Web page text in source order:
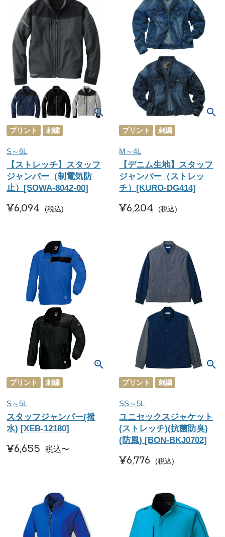
プリント 刺繍
S～6L
【ストレッチ】スタッフ
ジャンパー（制電気防
止）[SOWA-8042-00]
¥6,094 税込
プリント 刺繍
M～4L
【デニム生地】スタッフ
ジャンパー（ストレッ
チ）[KURO-DG414]
¥6,204 税込
プリント 刺繍
S～5L
スタッフジャンパー(撥
水) [XEB-12180]
¥6,655 税込〜
プリント 刺繍
SS～5L
ユニセックスジャケット
(ストレッチ)(抗菌防臭)
(防風) [BON-BKJ0702]
¥6,776 税込